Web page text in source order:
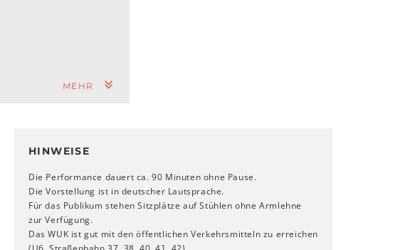
MEHR
HINWEISE
Die Performance dauert ca. 90 Minuten ohne Pause.
Die Vorstellung ist in deutscher Lautsprache.
Für das Publikum stehen Sitzplätze auf Stühlen ohne Armlehne
zur Verfügung.
Das WUK ist gut mit den öffentlichen Verkehrsmitteln zu erreichen